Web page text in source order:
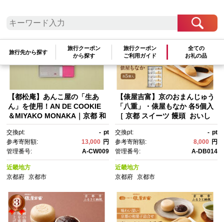
旅行先から探す
旅行クーポン
から探す
旅行クーポン
ご利用ガイド
全ての
お礼の品
人気ランキング順
【都松庵】あんこ屋の「生あ
ん」を使用！AN DE COOKIE
＆MIYAKO MONAKA｜京都 和
フリー あんこ菓子 焼き菓子 お
菓子 和菓子 洋菓子 クッキー お
いしい おすすめ ギフト プレゼ
ント 贈答 お取り寄せ 通販 送料
無料 ふるさと納税 ］
交換pt: - pt
参考寄附額:
13,000 円
管理番号:
A-CW009
近畿地方
京都府
京都市
【俵屋吉富】京のおまんじゅう
「八重」・俵屋もなか 各5個入
［ 京都 スイーツ 饅頭 おいし
菓子 和菓子 ］
交換pt: - pt
参考寄附額:
8,000 円
管理番号:
A-DB014
近畿地方
京都府 京都市